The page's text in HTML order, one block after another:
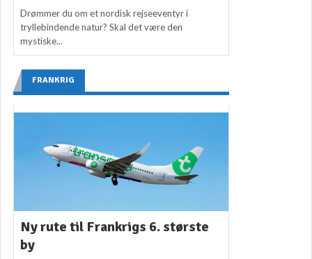
Drømmer du om et nordisk rejseeventyr i
tryllebindende natur? Skal det være den
mystiske...
FRANKRIG
Ny rute til Frankrigs 6. største
by